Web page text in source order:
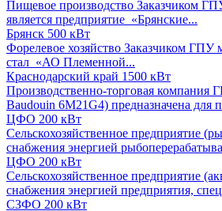
Пищевое производство Заказчиком
является предприятие «Брянские...
Брянск 500 кВт
Форелевое хозяйство Заказчиком ГПУ
стал «АО Племенной...
Краснодарский край 1500 кВт
Производственно-торговая компания
Baudouin 6M21G4) предназначена для
ЦФО 200 кВт
Сельскохозяйственное предприятие
снабжения энергией
ЦФО 200 кВт
Сельскохозяйственное предприятие
снабжения энергией предприятия,
СЗФО 200 кВт